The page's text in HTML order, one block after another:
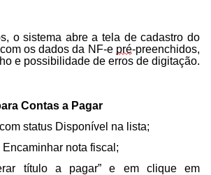
o sistema abre a tela de cadastro do
os dados da NF-e pré-preenchidos,
e possibilidade de erros de digitação.
Contas a Pagar
status Disponível na lista;
nota fiscal;
título a pagar” e em clique em